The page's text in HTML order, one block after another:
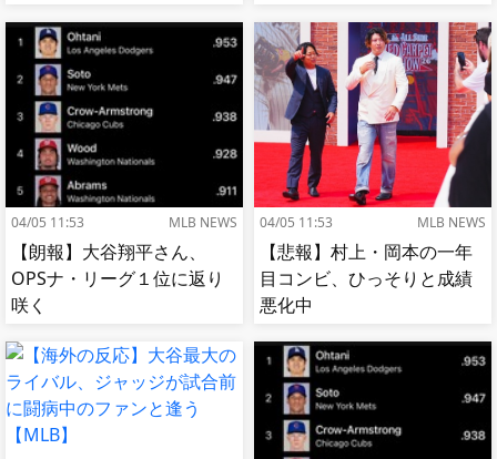
04/05 11:53 MLB NEWS
【朗報】大谷翔平さん、
OPSナ・リーグ１位に返り
咲く
04/05 11:53 MLB NEWS
【悲報】村上・岡本の一年
目コンビ、ひっそりと成績
悪化中